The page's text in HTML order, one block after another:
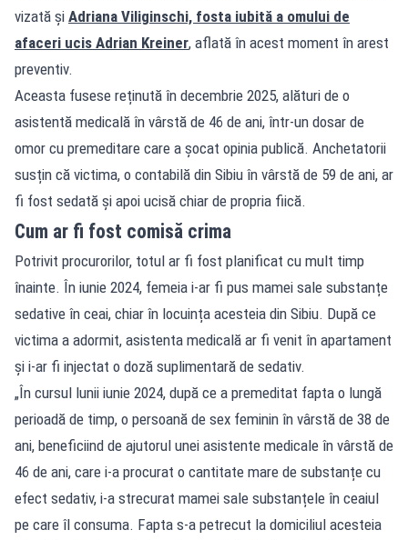
vizată și Adriana Viliginschi, fosta iubită a omului de
afaceri ucis Adrian Kreiner, aflată în acest moment în arest
preventiv.
Aceasta fusese reținută în decembrie 2025, alături de o
asistentă medicală în vârstă de 46 de ani, într-un dosar de
omor cu premeditare care a șocat opinia publică. Anchetatorii
susțin că victima, o contabilă din Sibiu în vârstă de 59 de ani, ar
fi fost sedată și apoi ucisă chiar de propria fiică.
Cum ar fi fost comisă crima
Potrivit procurorilor, totul ar fi fost planificat cu mult timp
înainte. În iunie 2024, femeia i-ar fi pus mamei sale substanțe
sedative în ceai, chiar în locuința acesteia din Sibiu. După ce
victima a adormit, asistenta medicală ar fi venit în apartament
și i-ar fi injectat o doză suplimentară de sedativ.
„În cursul lunii iunie 2024, după ce a premeditat fapta o lungă
perioadă de timp, o persoană de sex feminin în vârstă de 38 de
ani, beneficiind de ajutorul unei asistente medicale în vârstă de
46 de ani, care i-a procurat o cantitate mare de substanțe cu
efect sedativ, i-a strecurat mamei sale substanțele în ceaiul
pe care îl consuma. Fapta s-a petrecut la domiciliul acesteia